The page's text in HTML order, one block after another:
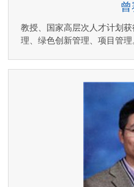
曾
教授、国家高层次人才计划
理、绿色创新管理、项目管理